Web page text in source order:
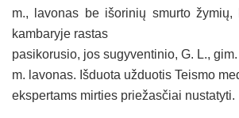
m., lavonas be išorinių smurto žymių,
kambaryje rastas
pasikorusio, jos sugyventinio, G. L., gim.
m. lavonas. Išduota užduotis Teismo
ekspertams mirties priežasčiai nustatyti.